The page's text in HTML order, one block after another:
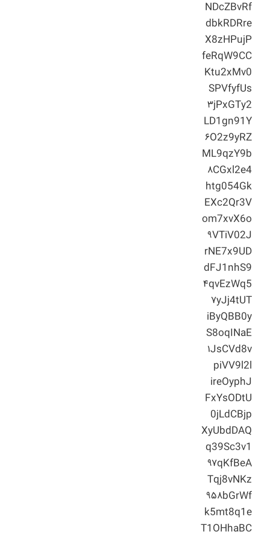
NDcZBvRf
dbkRDRre
X8zHPujP
feRqW9CC
Ktu2xMv0
SPVfyfUs
۳jPxGTy2
LD1gn91Y
۶O2z9yRZ
ML9qzY9b
۸CGxl2e4
htg054Gk
EXc2Qr3V
om7xvX6o
۹VTiV02J
rNE7x9UD
dFJ1nhS9
۴qvEzWq5
۷yJj4tUT
iByQBB0y
S8oqINaE
۱JsCVd8v
piVV9l2l
ireOyphJ
FxYsODtU
0jLdCBjp
XyUbdDAQ
q39Sc3v1
۹۷qKfBeA
Tqj8vNKz
۹۵۸bGrWf
k5mt8q1e
T1OHhaBC